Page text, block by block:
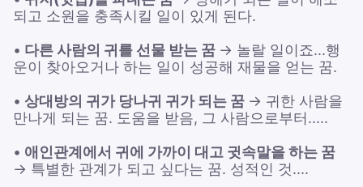
되고 소원을 충족시킬 일이 있게 된다.
• 다른 사람의 귀를 선물 받는 꿈 → 놀랄 일이죠...행
운이 찾아오거나 하는 일이 성공해 재물을 얻는 꿈.
• 상대방의 귀가 당나귀 귀가 되는 꿈 → 귀한 사람을
만나게 되는 꿈. 도움을 받음, 그 사람으로부터.....
• 애인관계에서 귀에 가까이 대고 귓속말을 하는 꿈
→ 특별한 관계가 되고 싶다는 꿈. 성적인 것....